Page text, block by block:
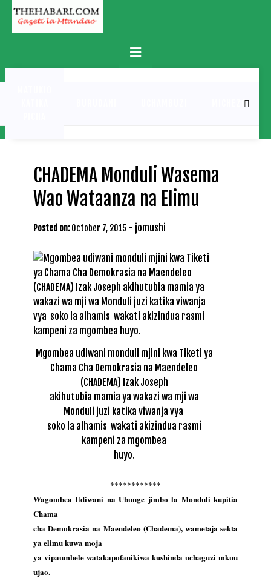
Skip
content
Primary
Menu
MICHEZO
CHADEMA Monduli Wasema
Wao Wataanza na Elimu
Posted on: October 7, 2015 - jomushi
Mgombea udiwani monduli mjini kwa Tiketi ya
Chama Cha Demokrasia na Maendeleo
(CHADEMA) Izak Joseph
akihutubia mamia ya wakazi wa mji wa
Monduli juzi katika viwanja vya
soko la alhamis wakati akizindua rasmi
kampeni za mgombea
huyo.
************
Wagombea Udiwani na Ubunge jimbo la Monduli kupitia
Chama
cha Demokrasia na Maendeleo (Chadema), wametaja sekta
ya elimu kuwa moja
ya vipaumbele watakapofanikiwa kushinda uchaguzi mkuu
ujao.